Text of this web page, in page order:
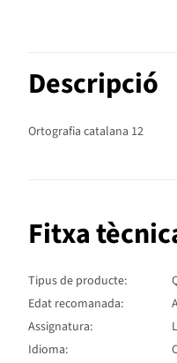
Descripció
Ortografia catalana 12
Fitxa
Tipus de producte:
Edat recomanada:
Assignatura:
Idioma: